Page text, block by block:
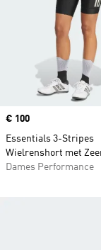
Price
€ 100
Essentials 3-Stripes
Wielrenshort met
Dames Performance